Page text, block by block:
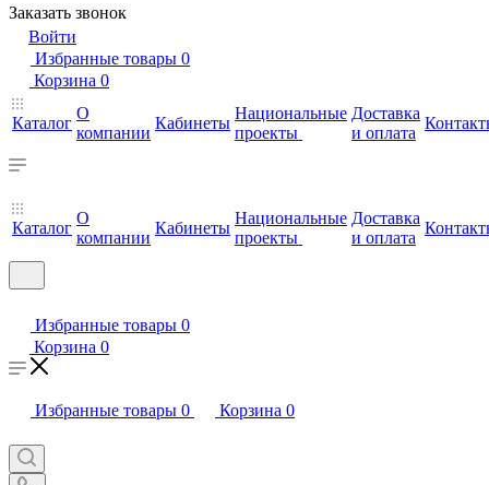
Заказать звонок
Войти
Избранные товары 0
Корзина 0
Каталог
О
компании
Кабинеты
Национальные
проекты
Доставка
и оплата
Каталог
О
компании
Кабинеты
Национальные
проекты
Доставка
и оплата
Избранные товары 0
Корзина 0
Избранные товары 0 Корзина 0